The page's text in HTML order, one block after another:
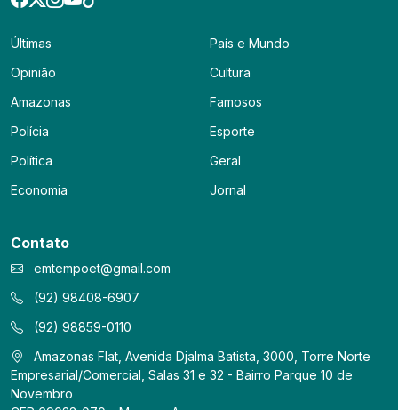
Últimas
Opinião
Amazonas
Polícia
Política
Economia
País e Mundo
Cultura
Famosos
Esporte
Geral
Jornal
Contato
emtempoet@gmail.com
(92) 98408-6907
(92) 98859-0110
Amazonas Flat, Avenida Djalma Batista, 3000, Torre Norte
Empresarial/Comercial, Salas 31 e 32 - Bairro Parque 10 de
Novembro